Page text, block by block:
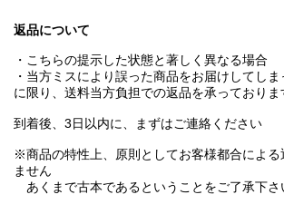
返品について
・こちらの提示した状態と著しく異なる場合
・当方ミスにより誤った商品をお届けしてしま
に限り、送料当方負担での返品を承っておりま
到着後、3日以内に、まずはご連絡ください
※商品の特性上、原則としてお客様都合による
ません
あくまで古本であるということをご了承下さ